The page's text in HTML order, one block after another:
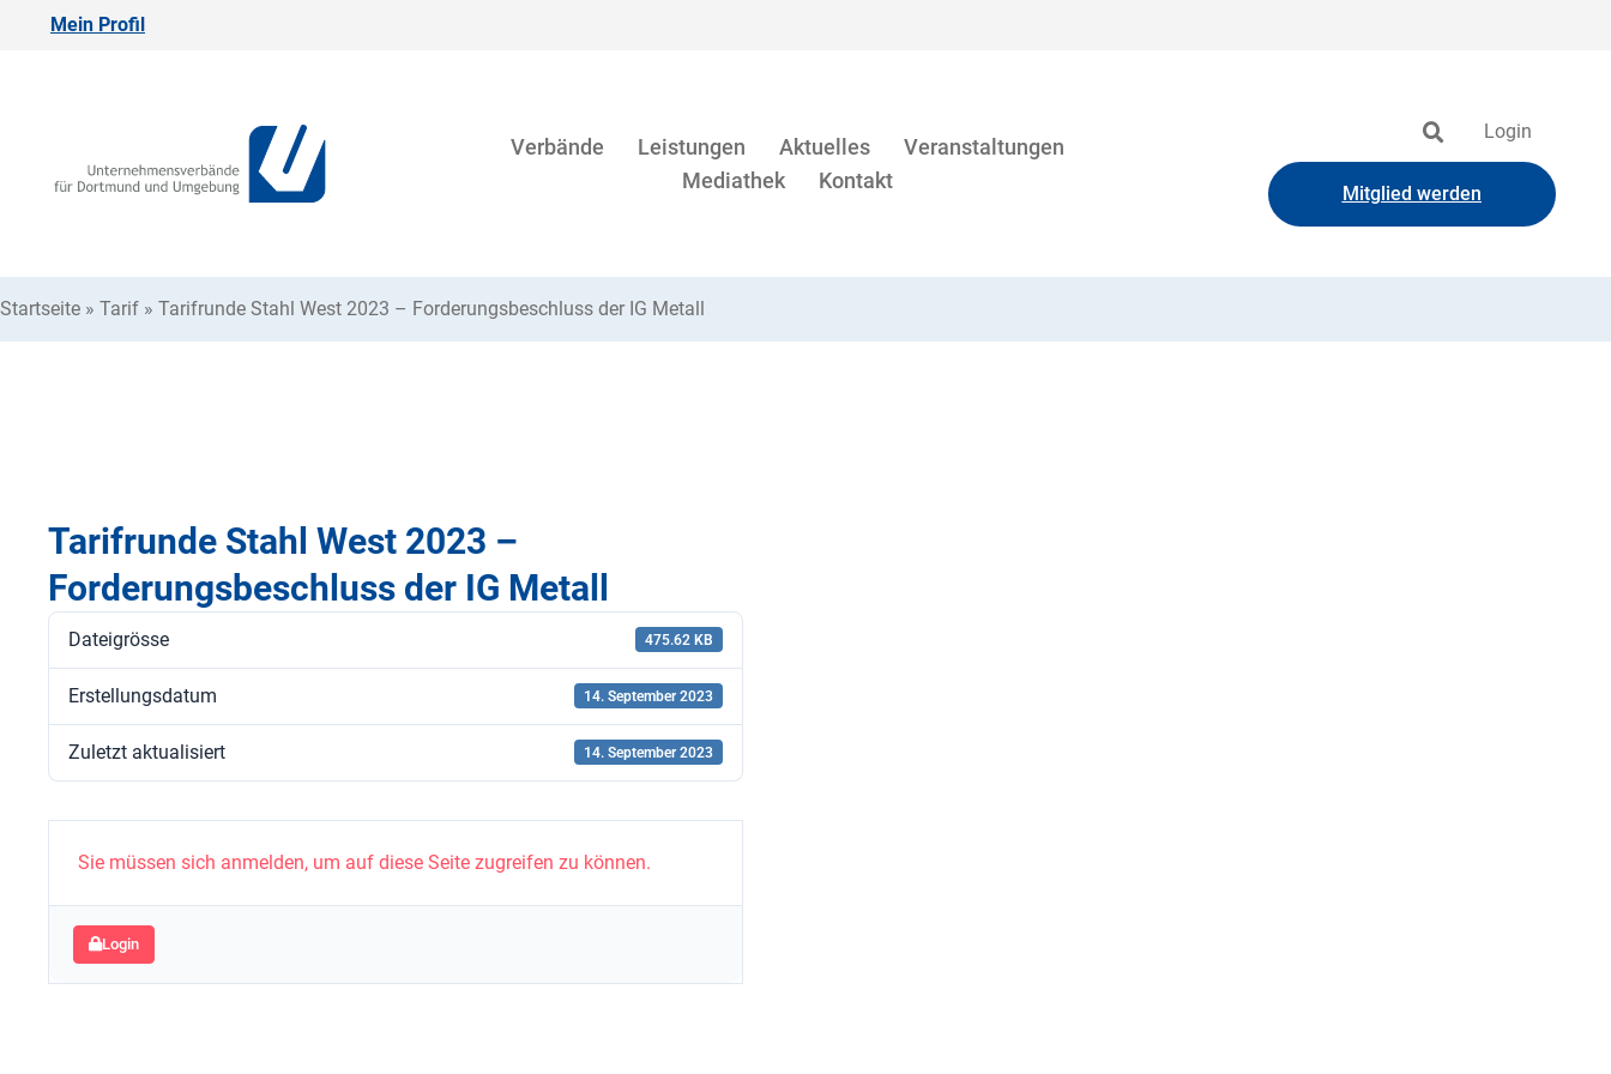
Mein Profil
Verbände Leistungen Aktuelles
Veranstaltungen
Mediathek
Kontakt
Login
Mitglied werden
Startseite » Tarif » Tarifrunde Stahl West 2023 – Forderungsbeschluss der IG Metall
Tarifrunde Stahl West 2023 –
Forderungsbeschluss der IG Metall
Dateigrösse 475.62 KB
Erstellungsdatum 14. September 2023
Zuletzt aktualisiert 14. September 2023
Sie müssen sich anmelden, um auf diese Seite zugreifen zu können.
Login